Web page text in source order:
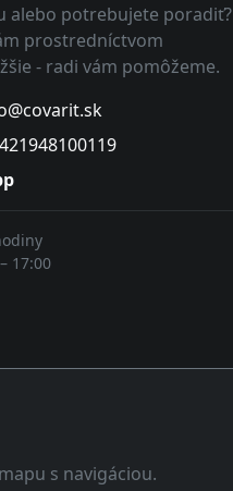
alebo potrebujete poradiť?
prostredníctvom
- radi vám pomôžeme.
17:00
s navigáciou.